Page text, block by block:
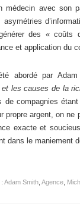
médecin avec son
des « coûts
et application du
abordé par
les causes de la
compagnies
propre argent, on ne
exacte et
dans le maniement
Adam Smith ,Agence